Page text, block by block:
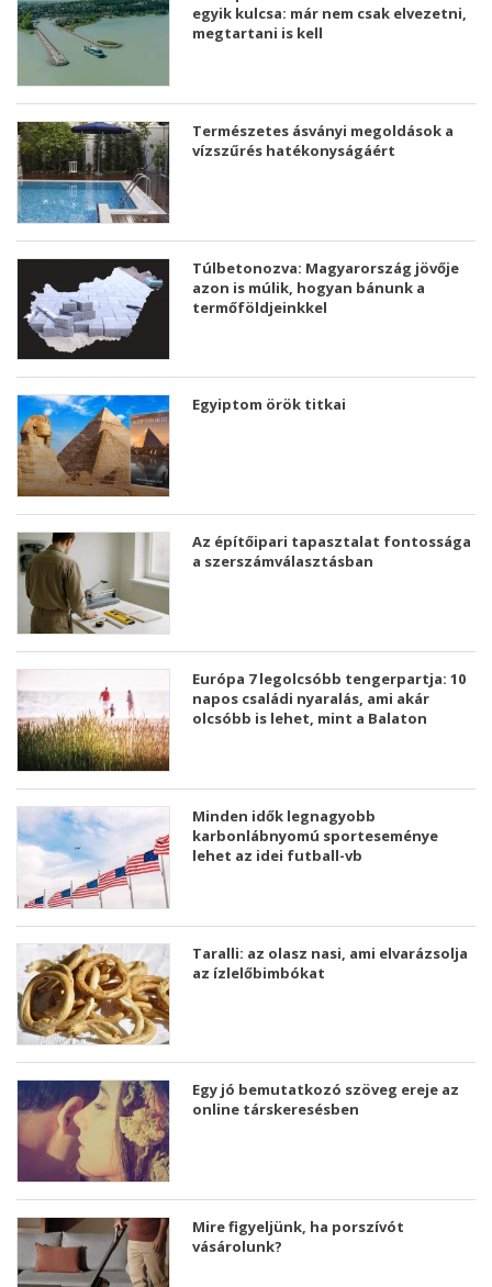
egyik kulcsa: már nem csak elvezetni,
megtartani is kell
Természetes ásványi megoldások a
vízszűrés hatékonyságáért
Túlbetonozva: Magyarország jövője
azon is múlik, hogyan bánunk a
termőföldjeinkkel
Egyiptom örök titkai
Az építőipari tapasztalat fontossága
a szerszámválasztásban
Európa 7 legolcsóbb tengerpartja: 10
napos családi nyaralás, ami akár
olcsóbb is lehet, mint a Balaton
Minden idők legnagyobb
karbonlábnyomú sporteseménye
lehet az idei futball-vb
Taralli: az olasz nasi, ami elvarázsolja
az ízlelőbimbókat
Egy jó bemutatkozó szöveg ereje az
online társkeresésben
Mire figyeljünk, ha porszívót
vásárolunk?